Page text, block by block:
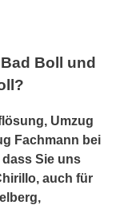
Boll und
Umzug
Fachmann bei
Sie uns
auch für